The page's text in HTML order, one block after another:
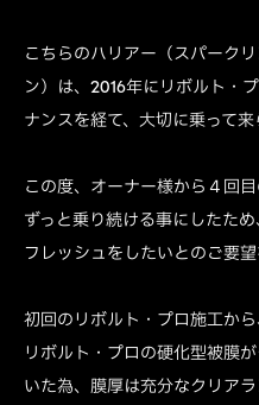
こちらのハリアー（スパーク
ン）は、2016年にリボルト・
ナンスを経て、大切に乗って来
この度、オーナー様から４回
ずっと乗り続ける事にしたた
フレッシュをしたいとのご要望
初回のリボルト・プロ施工か
リボルト・プロの硬化型被膜
いた為、膜厚は充分なクリアラ